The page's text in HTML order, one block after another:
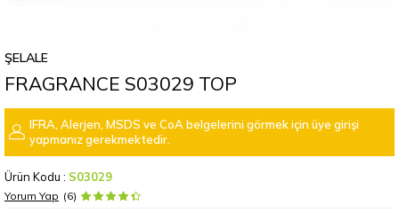
ŞELALE
FRAGRANCE S03029 TOP
IFRA, Alerjen, MSDS ve CoA belgelerini görmek için üye girişi
yapmanız gerekmektedir.
Ürün Kodu : S03029
Yorum Yap (6)